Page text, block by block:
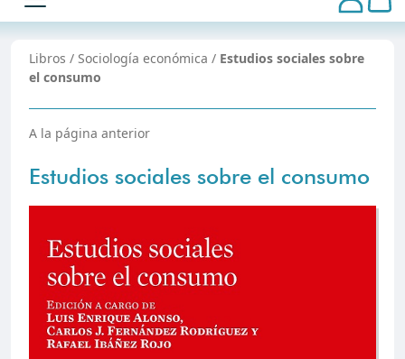
Libros / Sociología económica / Estudios sociales sobre
el consumo
A la página anterior
Estudios sociales sobre el consumo